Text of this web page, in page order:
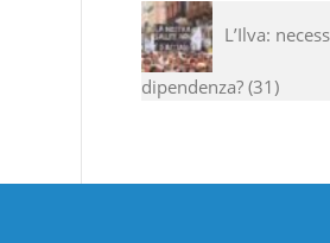
L’Ilva:
dipendenza? 31